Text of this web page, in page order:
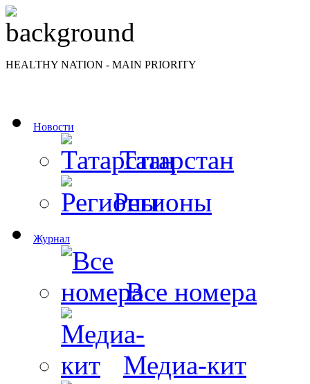
HEALTHY NATION - MAIN PRIORITY
Новости
Татарстан
Регионы
Журнал
Все номера
Медиа-кит